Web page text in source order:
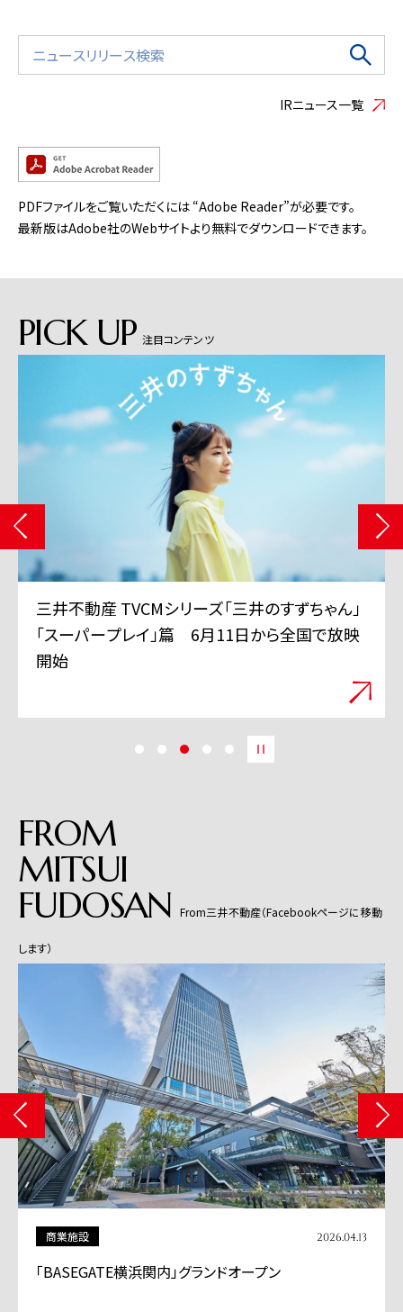
IRニュース一覧
PDFファイルをご覧いただくには “Adobe Reader”が必要です。
最新版はAdobe社のWebサイトより無料でダウンロードできます。
PICK UP 注目コンテンツ
三井不動産 TVCMシリーズ「三井のすずちゃん」
「スーパープレイ」篇 6月11日から全国で放映
開始
FROM
MITSUI
FUDOSAN From三井不動産（Facebookページに移動
します）
商業施設 2026.04.13
「BASEGATE横浜関内」グランドオープン